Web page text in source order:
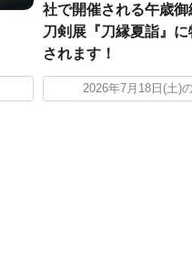
社で開催される午歳御
刀剣展『刀縁夏詣』
されます！
2026年7月18日(土)